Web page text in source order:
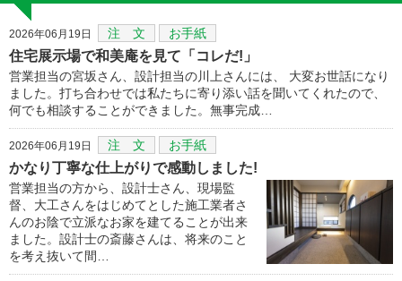
2026年06月19日 注 文 お手紙
住宅展示場で和美庵を見て「コレだ!」
営業担当の宮坂さん、設計担当の川上さんには、 大変お世話になり
ました。打ち合わせでは私たちに寄り添い話を聞いてくれたので、
何でも相談することができました。無事完成…
2026年06月19日 注 文 お手紙
かなり丁寧な仕上がりで感動しました!
営業担当の方から、設計士さん、現場監
督、大工さんをはじめてとした施工業者さ
んのお陰で立派なお家を建てることが出来
ました。設計士の斎藤さんは、将来のこと
を考え抜いて間…